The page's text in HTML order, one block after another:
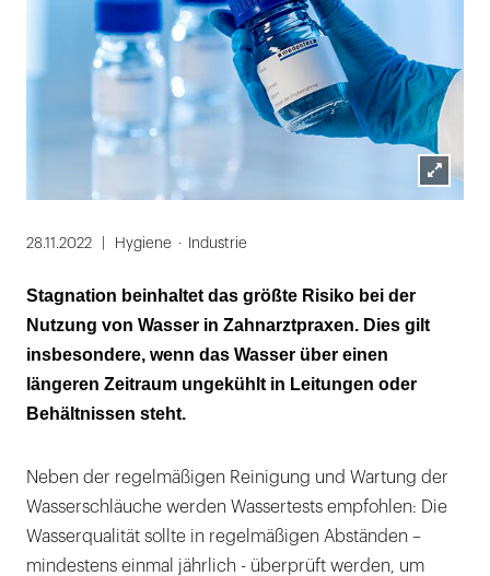
Lightbox
28.11.2022 Hygiene Industrie
Stagnation beinhaltet das größte Risiko bei der
Nutzung von Wasser in Zahnarztpraxen. Dies gilt
insbesondere, wenn das Wasser über einen
längeren Zeitraum ungekühlt in Leitungen oder
Behältnissen steht.
Neben der regelmäßigen Reinigung und Wartung der
Wasserschläuche werden Wassertests empfohlen: Die
Wasserqualität sollte in regelmäßigen Abständen –
mindestens einmal jährlich - überprüft werden, um